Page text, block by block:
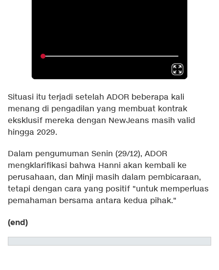
Situasi itu terjadi setelah ADOR beberapa kali
menang di pengadilan yang membuat kontrak
eksklusif mereka dengan NewJeans masih valid
hingga 2029.
Dalam pengumuman Senin (29/12), ADOR
mengklarifikasi bahwa Hanni akan kembali ke
perusahaan, dan Minji masih dalam pembicaraan,
tetapi dengan cara yang positif "untuk memperluas
pemahaman bersama antara kedua pihak."
(end)